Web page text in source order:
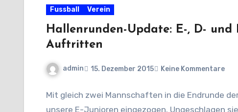
Fussball Verein
Hallenrunden-Update: E-, D-
Auftritten
admin 15. Dezember 2015 Keine Kommentare
Mit gleich zwei Mannschaften in die Endrunde
unsere E-Junioren eingezogen. Ungeschlagen